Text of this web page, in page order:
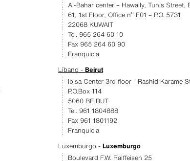
Al-Bahar center – Hawally, Tunis Street,
61, 1st Floor, Office nº F01 – P.O. 5731
22068 KUWAIT
Tel. 965 264 60 10
Fax 965 264 60 90
Franquicia
Líbano -Beirut
Ibisa Center 3rd floor - Rashid Karame
P.O.Box 114
5060 BEIRUT
Tel. 961 1804888
Fax 961 1801192
Franquicia
Luxemburgo -Luxemburgo
Boulevard F.W. Raiffeisen 25